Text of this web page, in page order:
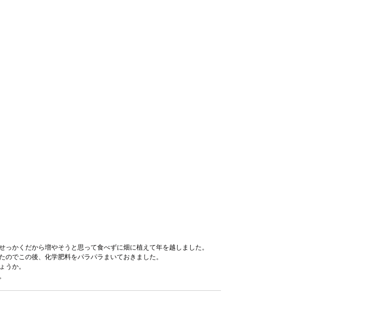
かくだから増やそうと思って食べずに畑に植えて年を越しました。
でこの後、化学肥料をパラパラまいておきました。
うか。